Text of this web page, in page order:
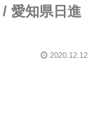
愛知県日進
2020.12.12